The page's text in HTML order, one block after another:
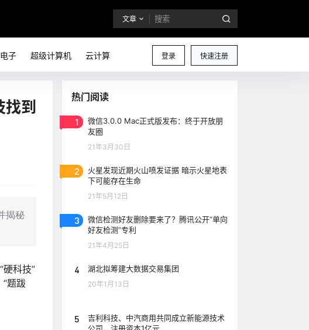
文章
登录 快速注册
子 超级计算机 云计算
到
揭秘
硬科技”
题跋
热门阅读
1
微信3.0.0 Mac正式版发布：终于开放朋
友圈
21年3月30日
2
火星发现近期火山喷发证据 暗示火星地表
下可能存在生命
21年5月12日
3
微信检测好友删除要来了？腾讯公开“单向
好友检测”专利
21年4月25日
4 湖北拟筹建大数据交易集团
20年1月13日
5
吉利科技、中汽商用共同成立新能源技术